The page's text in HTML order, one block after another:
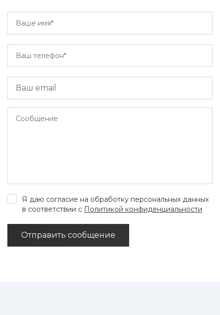
Ваше имя*
Ваш телефон*
Сообщение
Я даю согласие на обработку персональных данных
в соответствии с Политикой конфиденциальности